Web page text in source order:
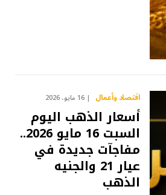
اقتصاد وأعمال 16 مايو، 2026
أسعار الذهب اليوم
السبت 16 مايو 2026..
مفاجآت جديدة في
عيار 21 والجنيه
الذهب